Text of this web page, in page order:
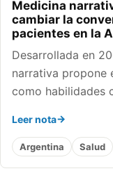
Medicina
cambiar la
pacientes en la
Desarrollada en
narrativa propone
como habilidades
Leer nota
Argentina Salud